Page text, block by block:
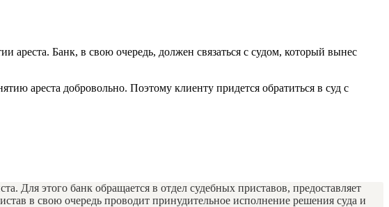
ареста. Банк, в свою очередь, должен связаться с судом, который вынес
ареста добровольно. Поэтому клиенту придется обратиться в суд с
Для этого банк обращается в отдел судебных приставов, предоставляет
в свою очередь проводит принудительное исполнение решения суда и